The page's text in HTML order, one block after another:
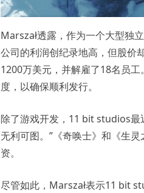
Marszał透露，作为一个大型独
公司的利润创纪录地高，但股价
1200万美元，并解雇了18名员
度，以确保顺利发行。
除了游戏开发，11 bit studios最
无利可图。”《奇唤士》和《生
资。
尽管如此，Marszał表示11 bit